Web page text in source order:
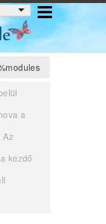
a
Az
kezdő